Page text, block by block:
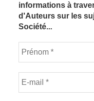
informations à
d'Auteurs sur les
Société...